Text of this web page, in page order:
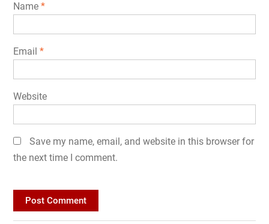
Name *
Email *
Website
Save my name, email, and website in this browser for
the next time I comment.